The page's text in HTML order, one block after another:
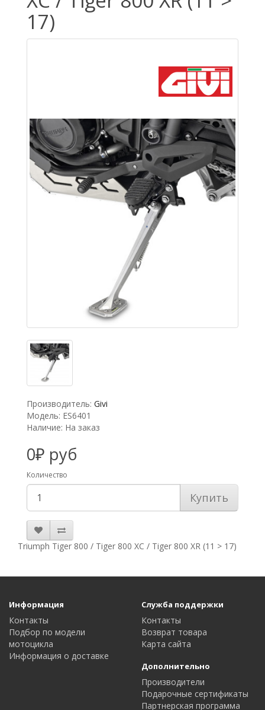
17)
Производитель: Givi
Модель: ES6401
Наличие: На заказ
0₽ руб
Количество
Купить
Triumph Tiger 800 / Tiger 800 XC / Tiger 800 XR (11 > 17)
Информация
Контакты
Подбор по модели
мотоцикла
Информация о доставке
Служба поддержки
Контакты
Возврат товара
Карта сайта
Дополнительно
Производители
Подарочные сертификаты
Партнерская программа